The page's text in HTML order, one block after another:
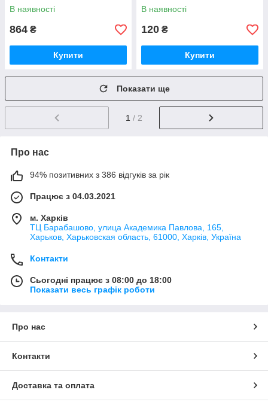
В наявності
864 ₴
Купити
В наявності
120 ₴
Купити
Показати ще
1 / 2
Про нас
94% позитивних з 386 відгуків за рік
Працює з 04.03.2021
м. Харків
ТЦ Барабашово, улица Академика Павлова, 165,
Харьков, Харьковская область, 61000, Харків, Україна
Контакти
Сьогодні працює з 08:00 до 18:00
Показати весь графік роботи
Про нас
Контакти
Доставка та оплата